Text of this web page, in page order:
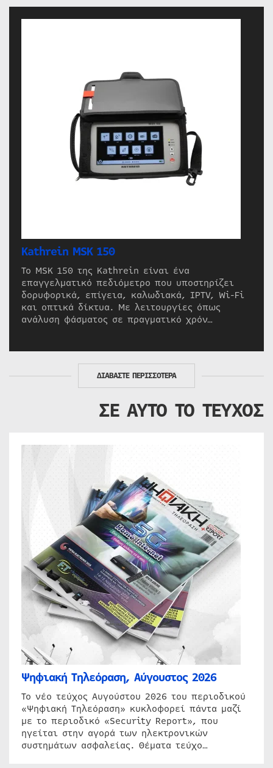
Kathrein MSK 150
Το MSK 150 της Kathrein είναι ένα
επαγγελματικό πεδιόμετρο που υποστηρίζει
δορυφορικά, επίγεια, καλωδιακά, IPTV, Wi-Fi
και οπτικά δίκτυα. Με λειτουργίες όπως
ανάλυση φάσματος σε πραγματικό χρόν…
ΔΙΑΒΑΣΤΕ ΠΕΡΙΣΣΟΤΕΡΑ
ΣΕ ΑΥΤΟ ΤΟ ΤΕΥΧΟΣ
Ψηφιακή Τηλεόραση, Αύγουστος 2026
Το νέο τεύχος Αυγούστου 2026 του περιοδικού
«Ψηφιακή Τηλεόραση» κυκλοφορεί πάντα μαζί
με το περιοδικό «Security Report», που
ηγείται στην αγορά των ηλεκτρονικών
συστημάτων ασφαλείας. Θέματα τεύχο…